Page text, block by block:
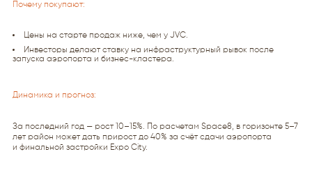
Почему покупают:
Цены на старте продаж ниже, чем у JVC.
Инвесторы делают ставку на инфраструктурный рывок после
запуска аэропорта и бизнес-кластера.
Динамика и прогноз:
За последний год — рост 10–15%. По расчетам Space8, в горизонте 5–7
лет район может дать прирост до 40% за счёт сдачи аэропорта
и финальной застройки Expo City.